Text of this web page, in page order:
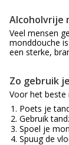
Alcoholvrije
Veel mensen
monddouche
een sterke,
Zo gebruik
Voor het
Poets je
Gebruik
Spoel je
Spuug de